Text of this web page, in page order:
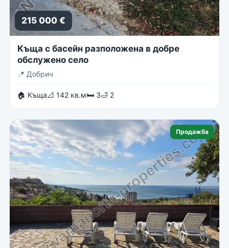
215 000 €
Къща с басейн разположена в добре
обслужено село
📍 Добрич
🏠 Къща📐 142 кв.м🛏 3🛁 2
Продажба